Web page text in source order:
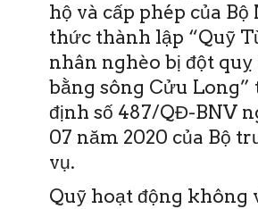
hộ và cấp phép của
thức thành lập “Quỹ
nhân nghèo bị đột
bằng sông Cửu Long”
định số 487/QĐ-BNV
07 năm 2020 của Bộ
vụ.
Quỹ hoạt động không